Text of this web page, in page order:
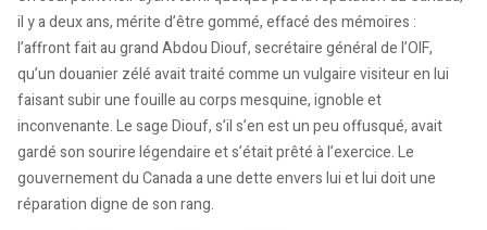
il y a deux ans, mérite d’être gommé, effacé des mémoires :
l’affront fait au grand Abdou Diouf, secrétaire général de l’OIF,
qu’un douanier zélé avait traité comme un vulgaire visiteur en lui
faisant subir une fouille au corps mesquine, ignoble et
inconvenante. Le sage Diouf, s’il s’en est un peu offusqué, avait
gardé son sourire légendaire et s’était prêté à l’exercice. Le
gouvernement du Canada a une dette envers lui et lui doit une
réparation digne de son rang.